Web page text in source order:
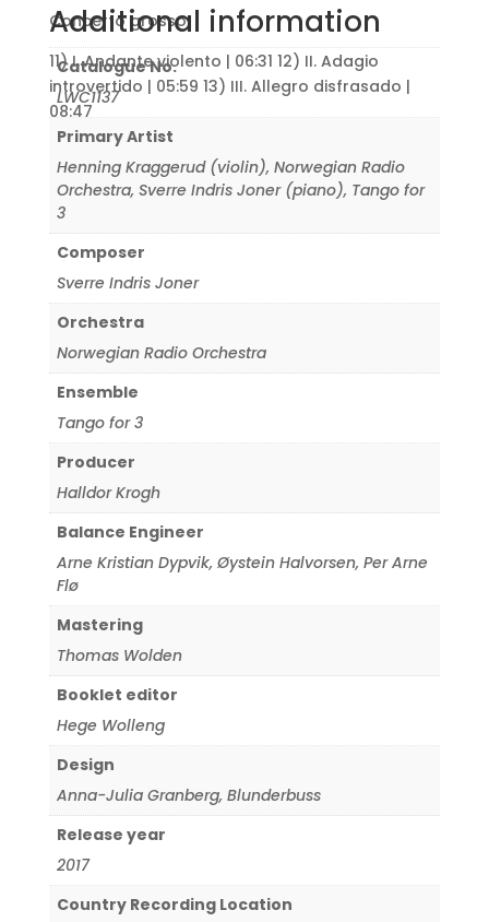
Concerto grosso
11) I. Andante violento | 06:31 12) II. Adagio
introvertido | 05:59 13) III. Allegro disfrasado |
08:47
Additional information
Catalogue No.
LWC1137
Primary Artist
Henning Kraggerud (violin), Norwegian Radio
Orchestra, Sverre Indris Joner (piano), Tango for
3
Composer
Sverre Indris Joner
Orchestra
Norwegian Radio Orchestra
Ensemble
Tango for 3
Producer
Halldor Krogh
Balance Engineer
Arne Kristian Dypvik, Øystein Halvorsen, Per Arne
Flø
Mastering
Thomas Wolden
Booklet editor
Hege Wolleng
Design
Anna-Julia Granberg, Blunderbuss
Release year
2017
Country Recording Location